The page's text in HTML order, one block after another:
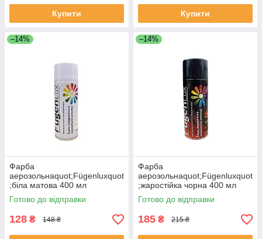
Купити Купити
–14%
Фарба
аерозольнаquot;Fügenluxquot
;біла матова 400 мл
ЕКОБОКС
Готово до відправки
128 ₴ 148 ₴
–14%
Фарба
аерозольнаquot;Fügenluxquot
;жаростійка чорна 400 мл
ЕКОБОКС
Готово до відправки
185 ₴ 215 ₴